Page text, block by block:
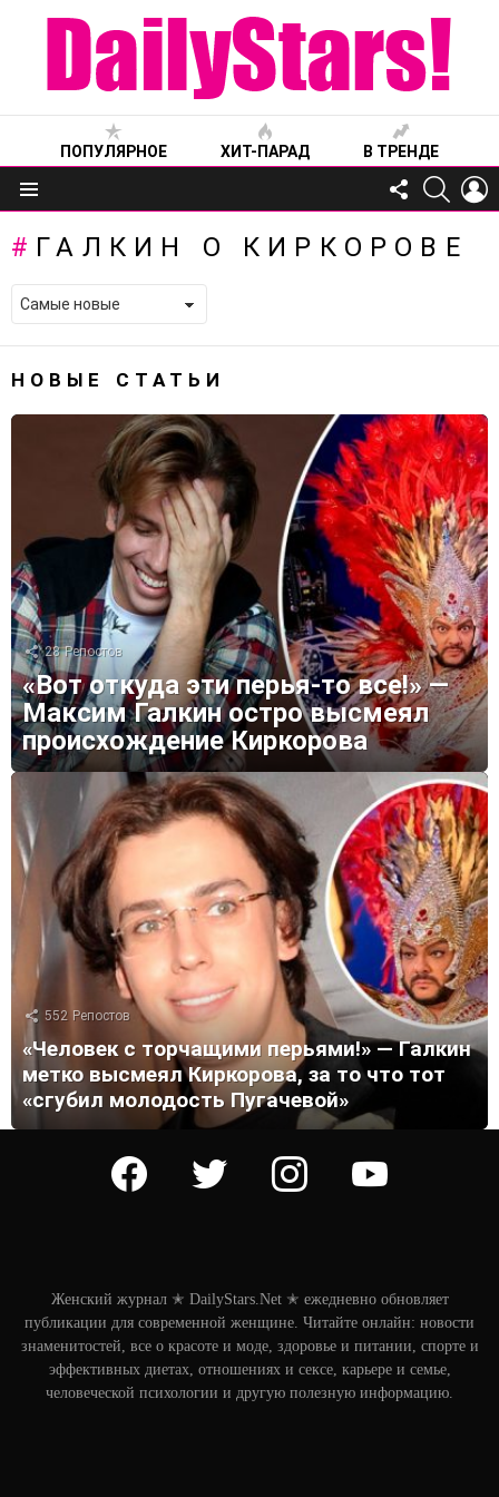
ПОПУЛЯРНОЕ ХИТ-ПАРАД В ТРЕНДЕ
Меню
FOLLOW
US
ГАЛКИН О КИРКОРОВЕ
НОВЫЕ СТАТЬИ
28 Репостов
«Вот откуда эти перья-то все!» —
Максим Галкин остро высмеял
происхождение Киркорова
552 Репостов
«Человек с торчащими перьями!» — Галкин
метко высмеял Киркорова, за то что тот
«сгубил молодость Пугачевой»
facebook twitter instagram youtube
Женский журнал ✭ DailyStars.Net ✭ ежедневно обновляет
публикации для современной женщине. Читайте онлайн: новости
знаменитостей, все о красоте и моде, здоровье и питании, спорте и
эффективных диетах, отношениях и сексе, карьере и семье,
человеческой психологии и другую полезную информацию.